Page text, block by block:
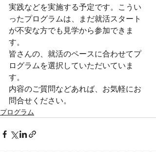
実践などを実施する予定です。こうい
ったプログラムは、まだ就活スタート
が不安な方でも見学から参加できま
す。
皆さんの、就活のペースに合わせてプ
ログラムを選択していただいていま
す。
内容のご質問などあれば、お気軽にお
問合せください。
プログラム